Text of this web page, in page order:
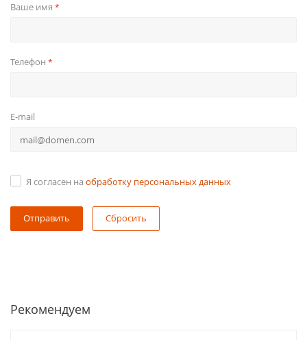
Ваше имя *
Телефон *
E-mail
Я согласен на обработку персональных данных
Сбросить
Рекомендуем